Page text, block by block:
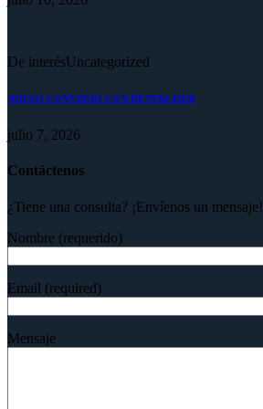
De interésUncategorized
NUEVO CONVENIO CON DENTAL HUB
julio 7, 2026
Contáctenos
¿Tiene una consulta? ¡Envíenos un mensaje!
Nombre (requerido)
Email (required)
Mensaje